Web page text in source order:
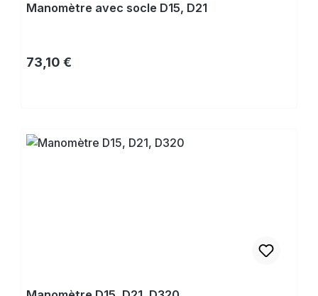
Manomètre avec socle D15, D21
Prix régulier :
73,10 €